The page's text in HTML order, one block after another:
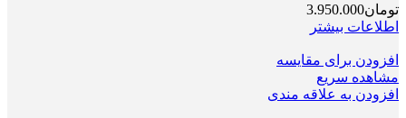
تومان3.950.000
اطلاعات بیشتر
افزودن برای مقایسه
مشاهده سریع
افزودن به علاقه مندی